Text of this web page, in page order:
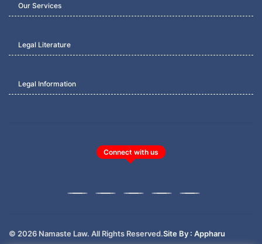
Our Services
Legal Literature
Legal Information
Connect with us
© 2026 Namaste Law. All Rights Reserved.Site By : Appharu